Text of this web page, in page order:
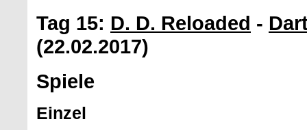
Tag 15: D. D. Reloaded -
(22.02.2017)
Spiele
Einzel